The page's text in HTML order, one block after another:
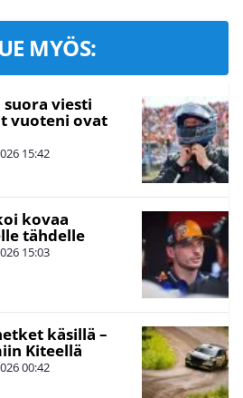
MYÖS:
viesti
vuoteni ovat
15:42
kovaa
tähdelle
15:03
käsillä –
Kiteellä
00:42